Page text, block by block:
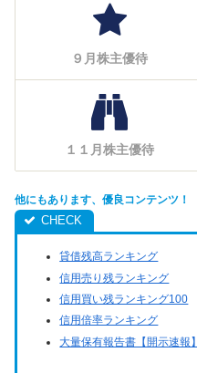
９月株主優待
１１月株主優待
他にもあります、優良コンテンツ！
貸借残高ランキング
信用売り残ランキング
信用買い残ランキング100
信用倍率ランキング
大量保有報告書【開示速報】